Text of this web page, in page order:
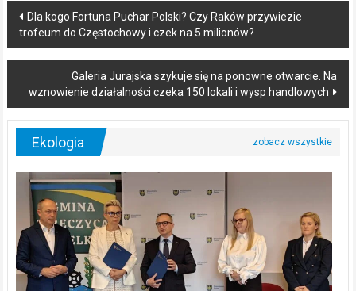
Post
navigation
Dla kogo Fortuna Puchar Polski? Czy Raków przywiezie
trofeum do Częstochowy i czek na 5 milionów?
Galeria Jurajska szykuje się na ponowne otwarcie. Na
wznowienie działalności czeka 150 lokali i wysp handlowych
Ekologia